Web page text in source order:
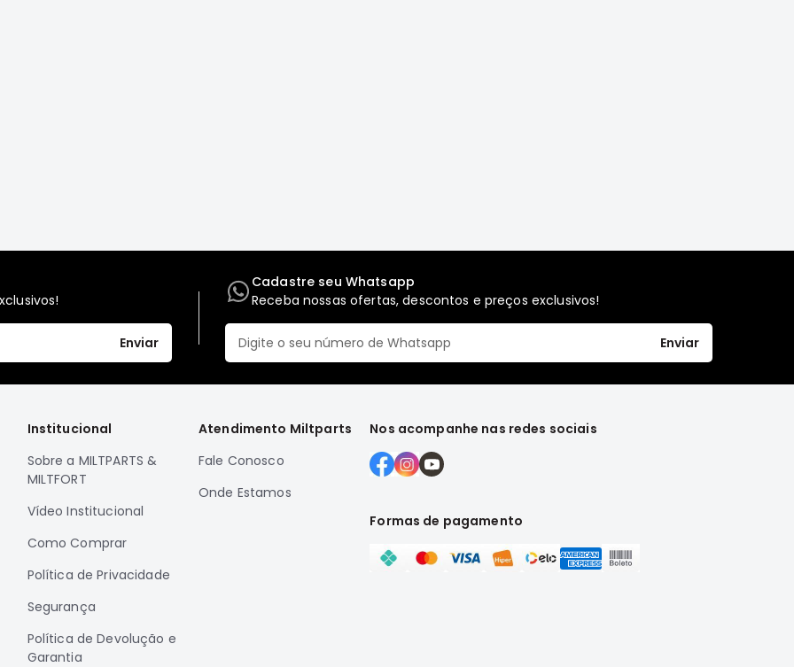
Enviar
Cadastre seu Whatsapp
Receba nossas ofertas, descontos e preços exclusivos!
Enviar
Institucional
Sobre a MILTPARTS &
MILTFORT
Vídeo Institucional
Como Comprar
Política de Privacidade
Segurança
Política de Devolução e
Garantia
Atendimento Miltparts
Fale Conosco
Onde Estamos
Nos acompanhe nas redes sociais
Formas de pagamento